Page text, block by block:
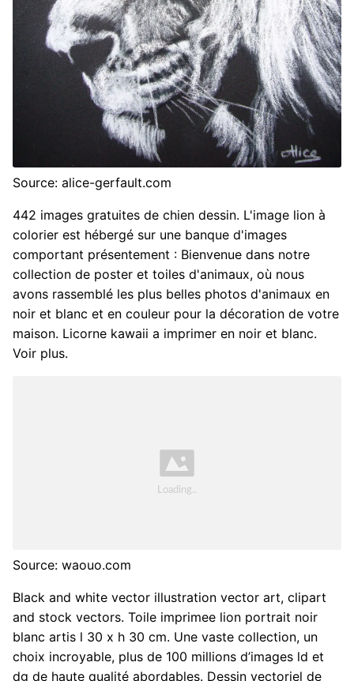
Source: alice-gerfault.com
442 images gratuites de chien dessin. L'image lion à
colorier est hébergé sur une banque d'images
comportant présentement : Bienvenue dans notre
collection de poster et toiles d'animaux, où nous
avons rassemblé les plus belles photos d'animaux en
noir et blanc et en couleur pour la décoration de votre
maison. Licorne kawaii a imprimer en noir et blanc.
Voir plus.
Source: waouo.com
Black and white vector illustration vector art, clipart
and stock vectors. Toile imprimee lion portrait noir
blanc artis l 30 x h 30 cm. Une vaste collection, un
choix incroyable, plus de 100 millions d’images ld et
dg de haute qualité abordables. Dessin vectoriel de